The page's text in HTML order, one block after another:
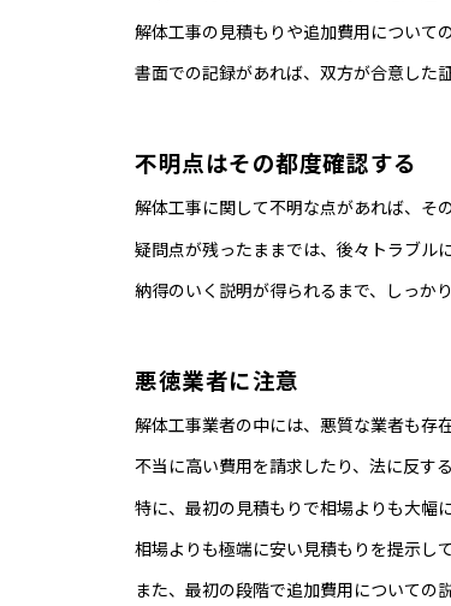
解体工事の見積もりや追加費用について
書面での記録があれば、双方が合意した
不明点はその都度確認する
解体工事に関して不明な点があれば、そ
疑問点が残ったままでは、後々トラブル
納得のいく説明が得られるまで、しっか
悪徳業者に注意
解体工事業者の中には、悪質な業者も存在
不当に高い費用を請求したり、法に反す
特に、最初の見積もりで相場よりも大幅
相場よりも極端に安い見積もりを提示し
また、最初の段階で追加費用についての